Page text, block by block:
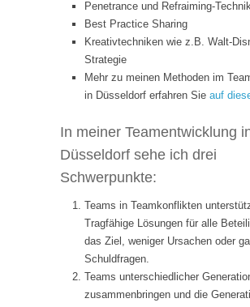
Penetrance und Refraiming-
Best Practice Sharing
Kreativtechniken wie z.B. Walt-
Strategie
Mehr zu meinen Methoden im
in Düsseldorf erfahren Sie auf
In meiner Teamentwicklung
Düsseldorf sehe ich drei
Schwerpunkte:
Teams in Teamkonflikten
Tragfähige Lösungen für alle
das Ziel, weniger Ursachen oder
Schuldfragen.
Teams unterschiedlicher
zusammenbringen und die